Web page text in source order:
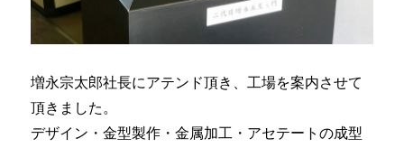
増永宗太郎社長にアテンド頂き、工場を案内させて
頂きました。
デザイン・金型製作・金属加工・アセテートの成型